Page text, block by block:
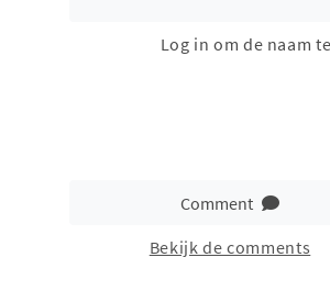
Log in om de naam
Comment
Bekijk de comments